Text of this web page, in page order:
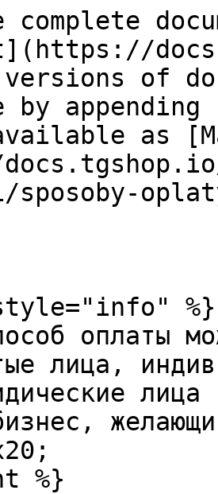
complete
versions of
by
as
sposoby-
%}
оплаты
лица,
%}